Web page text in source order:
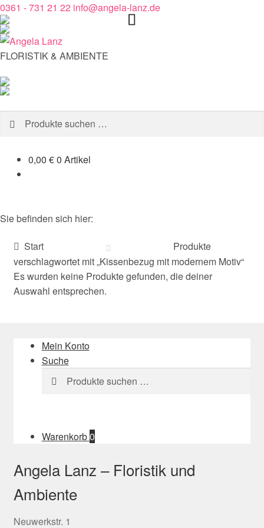
0361 - 731 21 22 info@angela-lanz.de
FLORISTIK & AMBIENTE
Start
Blumen bestellen
Suchen
nach:
Suchen
0,00 €0 Artikel
Sie befinden sich hier:
Start
Produkte
verschlagwortet mit „Kissenbezug mit modernem Motiv“
Es wurden keine Produkte gefunden, die deiner
Auswahl entsprechen.
Mein Konto
Suche
Suchen
nach:
Suchen
Warenkorb0
Angela Lanz – Floristik und
Ambiente
Neuwerkstr. 1